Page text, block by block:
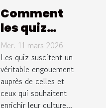
Comment
les quiz
améliorent-
ils votre
culture
générale ?
Mer. 11 mars 2026
Les quiz suscitent un
véritable engouement
auprès de celles et
ceux qui souhaitent
enrichir leur culture...